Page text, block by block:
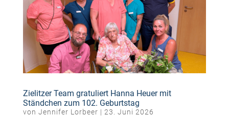
Zielitzer Team gratuliert Hanna Heuer mit
Ständchen zum 102. Geburtstag
von Jennifer Lorbeer | 23. Juni 2026